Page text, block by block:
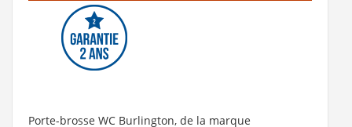
Cuvette standard rétro Burlington P5
Voir le produit
Porte-brosse WC Burlington, de la marque